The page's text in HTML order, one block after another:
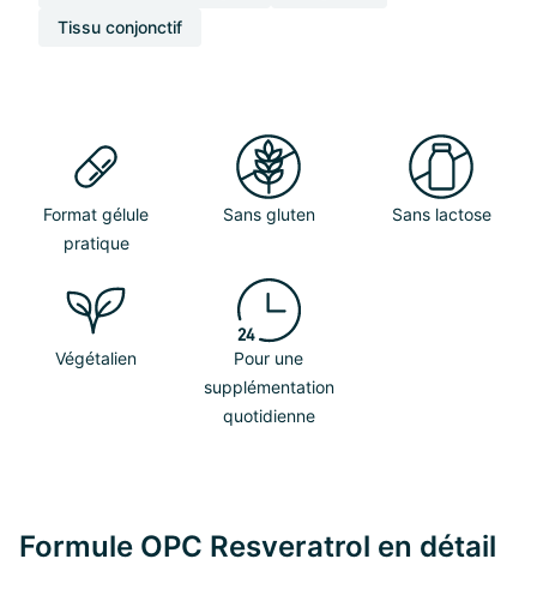
Tissu conjonctif
Format gélule
pratique
Sans gluten Sans lactose
Végétalien
Pour une
supplémentation
quotidienne
Formule OPC Resveratrol en détail